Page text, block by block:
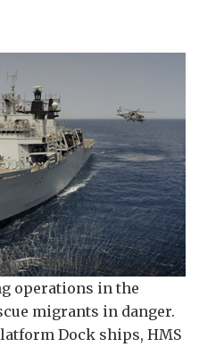
operations in the
migrants in danger.
Dock ships, HMS